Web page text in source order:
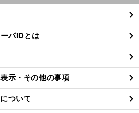
閉
る
バIDとは
示・その他の事項
ついて